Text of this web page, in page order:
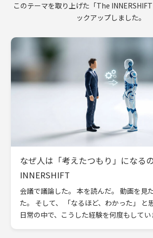
このテーマを取り上げた「The
ックアップしました。
なぜ人は「考えたつもり」になる
INNERSHIFT
会議で議論した。 本を読んだ。 動画を見
た。 そして、 「なるほど、わかった」 と
日常の中で、こうした経験を何度もしてい